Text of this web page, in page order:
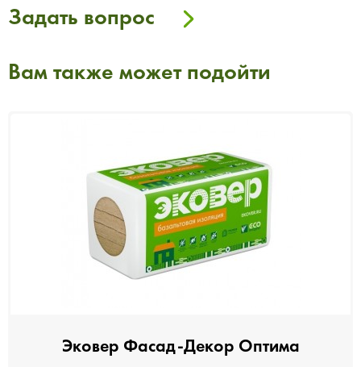
Задать вопрос
Вам также может подойти
Эковер Фасад-Декор Оптима